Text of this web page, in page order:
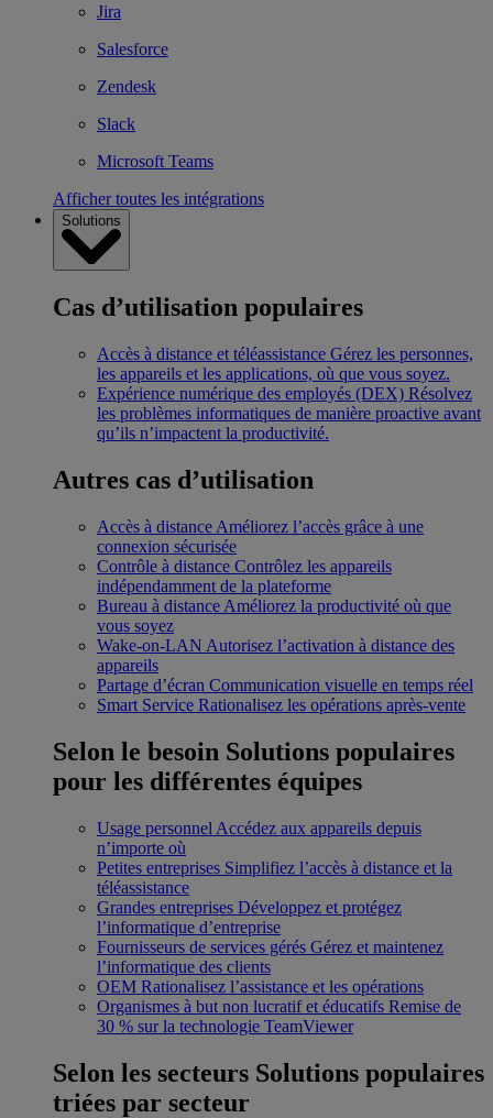
Jira
Salesforce
Zendesk
Slack
Microsoft Teams
Afficher toutes les intégrations
Solutions
Cas d’utilisation populaires
Accès à distance et téléassistance Gérez les personnes,
les appareils et les applications, où que vous soyez.
Expérience numérique des employés (DEX) Résolvez
les problèmes informatiques de manière proactive avant
qu’ils n’impactent la productivité.
Autres cas d’utilisation
Accès à distance Améliorez l’accès grâce à une
connexion sécurisée
Contrôle à distance Contrôlez les appareils
indépendamment de la plateforme
Bureau à distance Améliorez la productivité où que
vous soyez
Wake-on-LAN Autorisez l’activation à distance des
appareils
Partage d’écran Communication visuelle en temps réel
Smart Service Rationalisez les opérations après-vente
Selon le besoin Solutions populaires
pour les différentes équipes
Usage personnel Accédez aux appareils depuis
n’importe où
Petites entreprises Simplifiez l’accès à distance et la
téléassistance
Grandes entreprises Développez et protégez
l’informatique d’entreprise
Fournisseurs de services gérés Gérez et maintenez
l’informatique des clients
OEM Rationalisez l’assistance et les opérations
Organismes à but non lucratif et éducatifs Remise de
30 % sur la technologie TeamViewer
Selon les secteurs Solutions populaires
triées par secteur